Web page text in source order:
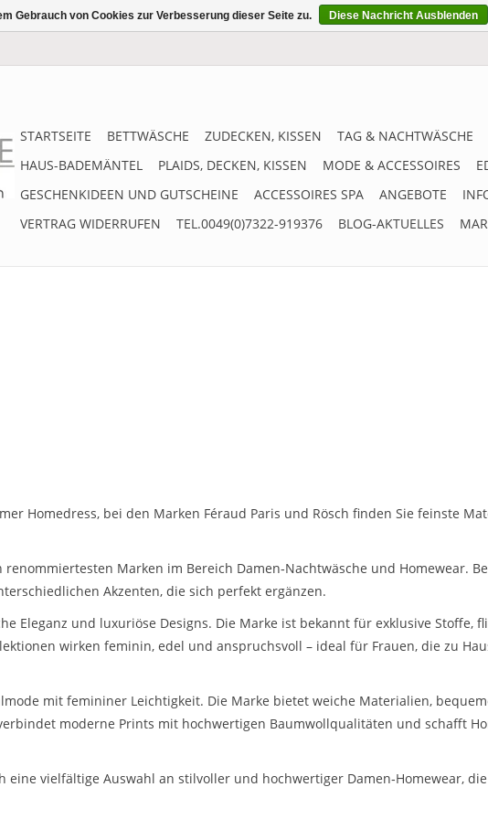
STARTSEITE BETTWÄSCHE ZUDECKEN, KISSEN TAG & NACHTWÄSCHE
HAUS-BADEMÄNTEL
PLAIDS, DECKEN, KISSEN MODE & ACCESSOIRES
GESCHENKIDEEN UND GUTSCHEINE
ACCESSOIRES SPA ANGEBOTE
VERTRAG WIDERRUFEN
TEL.0049(0)7322-919376 BLOG-AKTUELLES
Homedress, bei den Marken Féraud Paris und Rösch finden Sie feinste
renommiertesten Marken im Bereich Damen‑Nachtwäsche und Homewear.
Akzenten, die sich perfekt ergänzen.
Eleganz und luxuriöse Designs. Die Marke ist bekannt für exklusive
wirken feminin, edel und anspruchsvoll – ideal für Frauen, die zu
mit femininer Leichtigkeit. Die Marke bietet weiche Materialien,
moderne Prints mit hochwertigen Baumwollqualitäten und schafft
eine vielfältige Auswahl an stilvoller und hochwertiger Damen‑Homewear,
Gebrauch von Cookies zur Verbesserung dieser Seite zu. Diese Nachricht Ausblenden